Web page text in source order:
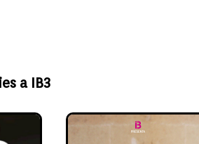
a IB3